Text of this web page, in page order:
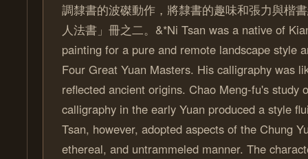
調隸書的波磔動作，將隸書的趣味和張力與楷
人法書」冊之二。&*Ni Tsan was a native of
painting for a pure and remote landscape style
Four Great Yuan Masters. His calligraphy was
reflected ancient origins. Chao Meng-fu's study
calligraphy in the early Yuan produced a style
Tsan, however, adopted aspects of the Chung
ethereal, and untrammeled manner. The